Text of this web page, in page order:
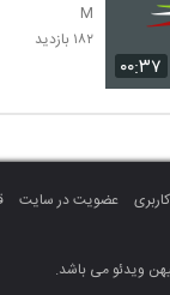
۰۰:۳۷
M
۱۸۲ بازدید
عضویت در سایت
ویدئو می باشد.